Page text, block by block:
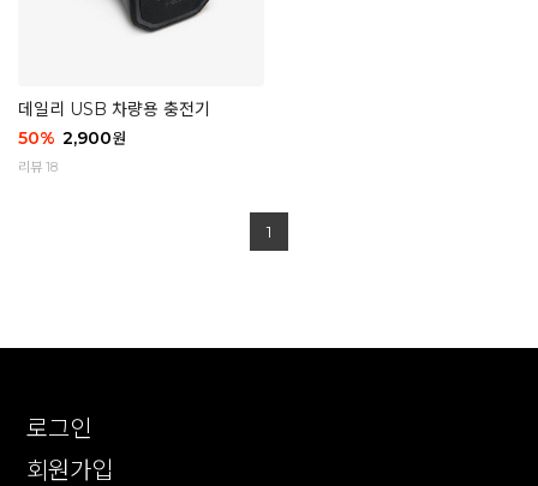
데일리 USB 차량용 충전기
50% 2,900원
리뷰 18
1
로그인
회원가입